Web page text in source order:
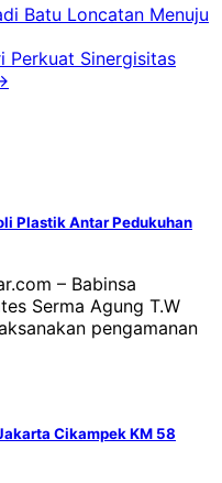
Batu Loncatan Menuju
Perkuat Sinergisitas
Plastik Antar Pedukuhan
– Babinsa
Serma Agung T.W
pengamanan
Cikampek KM 58